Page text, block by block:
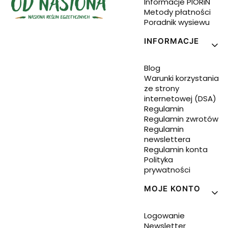
Metody płatności
Poradnik wysiewu
INFORMACJE
Blog
Warunki korzystania
ze strony
internetowej (DSA)
Regulamin
Regulamin zwrotów
Regulamin
newslettera
Regulamin konta
Polityka
prywatności
MOJE KONTO
Logowanie
Newsletter